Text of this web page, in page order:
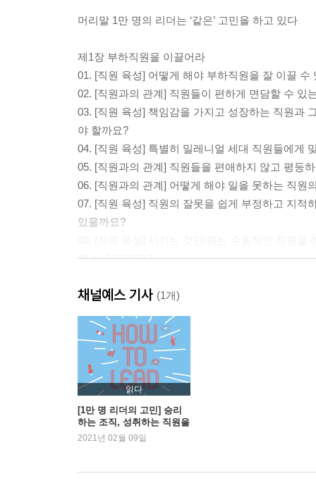
머리말 1만 명의 리더는 ‘같은’ 고민을 하고 있다
제1장 부하직원을 이끌어라
01. [직원 육성] 어떻게 해야 부하직원을 잘 이끌 수
02. [직원과의 관계] 직원들이 편하게 면담할 수 있
03. [직원 육성] 책임감을 가지고 성장하는 직원과
야 할까요?
04. [직원 육성] 특별히 밀레니얼 세대 직원들에게
05. [직원과의 관계] 직원들을 편애하지 않고 평등
06. [직원과의 관계] 어떻게 해야 일을 못하는 직원
07. [직원 육성] 직원의 잘못을 쉽게 부정하고 지적
있을까요?
할 수 있을까요?
알려주세요.
10. [직원 육성] 아직 요령이 부족한 젊은 직원들의
있을까요?
11. [직원과의 관계] 어떻게 해야 직원들을 잘 칭찬
12. [직원 관리] 상사로서 직원들의 업무 내용을 어
13. [직원 육성] 실패를 감추려는 직원의 태도를 어
제2장 자신을 연마하라
14. [직원 관리] 꼰대로 보이지 않게 훈계와 조언을
채널예스 기사 (1개)
읽다
[1만 명 리더의 고민] 승리
하는 조직, 성취하는 직원을
만드는 팀장 수업
2021년 02월 09일